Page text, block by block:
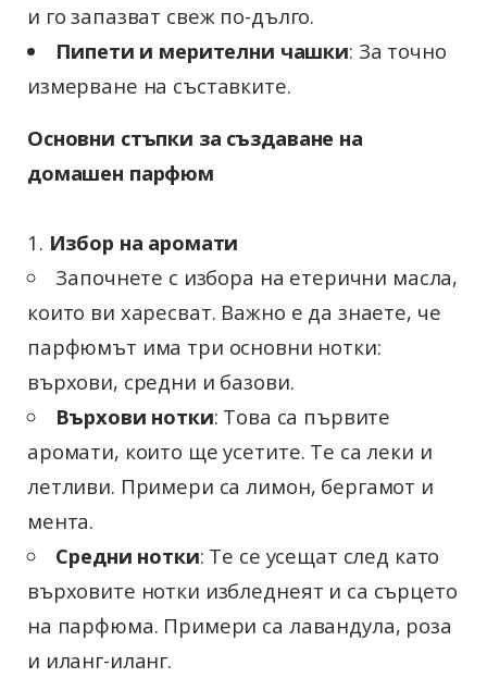
и го запазват свеж по-дълго.
Пипети и мерителни чашки: За точно
измерване на съставките.
Основни стъпки за създаване на
домашен парфюм
Избор на аромати
Започнете с избора на етерични масла,
които ви харесват. Важно е да знаете, че
парфюмът има три основни нотки:
върхови, средни и базови.
Върхови нотки: Това са първите
аромати, които ще усетите. Те са леки и
летливи. Примери са лимон, бергамот и
мента.
Средни нотки: Те се усещат след като
върховите нотки избледнеят и са сърцето
на парфюма. Примери са лавандула, роза
и иланг-иланг.